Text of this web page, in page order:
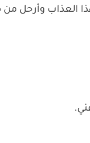
العذاب وأرحل من